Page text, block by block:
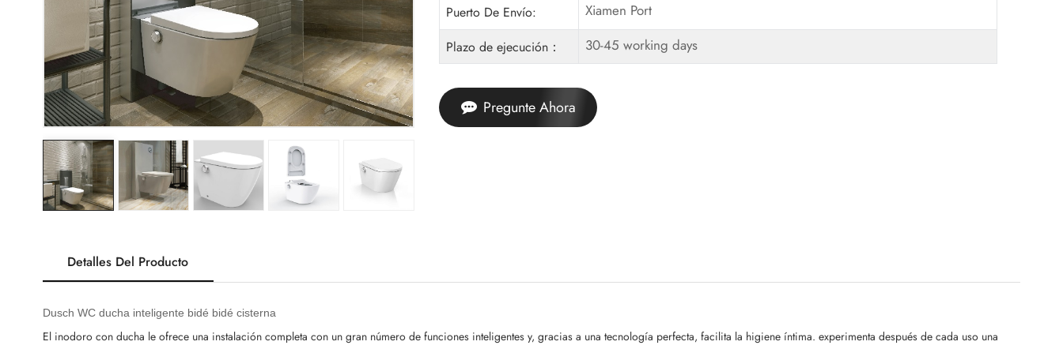
Puerto De Envío: Xiamen Port
Plazo de ejecución： 30-45 working days
Pregunte Ahora
Detalles Del Producto
Dusch WC ducha inteligente bidé bidé cisterna
El inodoro con ducha le ofrece una instalación completa con un gran número de funciones inteligentes y, gracias a una tecnología perfecta, facilita la higiene íntima. experimenta después de cada uso una